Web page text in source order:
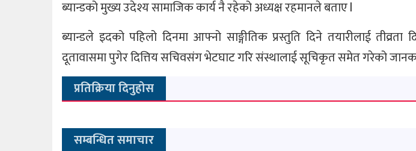
ब्यान्डको मुख्य उदेश्य सामाजिक कार्य नै रहेको अध्यक्ष रहमानले बताए l
ब्यान्डले इदको पहिलो दिनमा आफ्नो साङ्गीतिक प्रस्तुति दिने तयारीलाई
दूतावासमा पुगेर दित्तिय सचिवसंग भेटघाट गरि संस्थालाई सूचिकृत समेत गरेको
प्रतिक्रिया दिनुहोस
सम्बन्धित समाचार